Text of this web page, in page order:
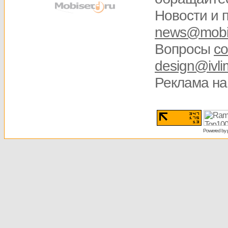
Новости и
Вопросы
Реклама
Powered by